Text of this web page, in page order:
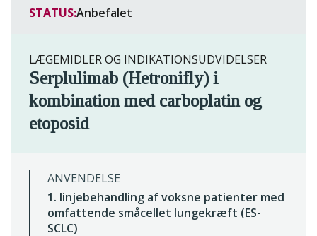
STATUS:Anbefalet
LÆGEMIDLER OG INDIKATIONSUDVIDELSER
Serplulimab (Hetronifly) i
kombination med carboplatin og
etoposid
ANVENDELSE
1. linjebehandling af voksne patienter med
omfattende småcellet lungekræft (ES-
SCLC)